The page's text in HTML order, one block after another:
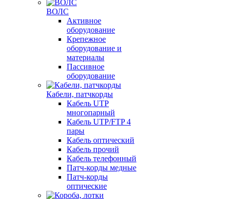
ВОЛС
Активное
оборудование
Крепежное
оборудование и
материалы
Пассивное
оборудование
Кабели, патчкорды
Кабель UTP
многопарный
Кабель UTP/FTP 4
пары
Кабель оптический
Кабель прочий
Кабель телефонный
Патч-корды медные
Патч-корды
оптические